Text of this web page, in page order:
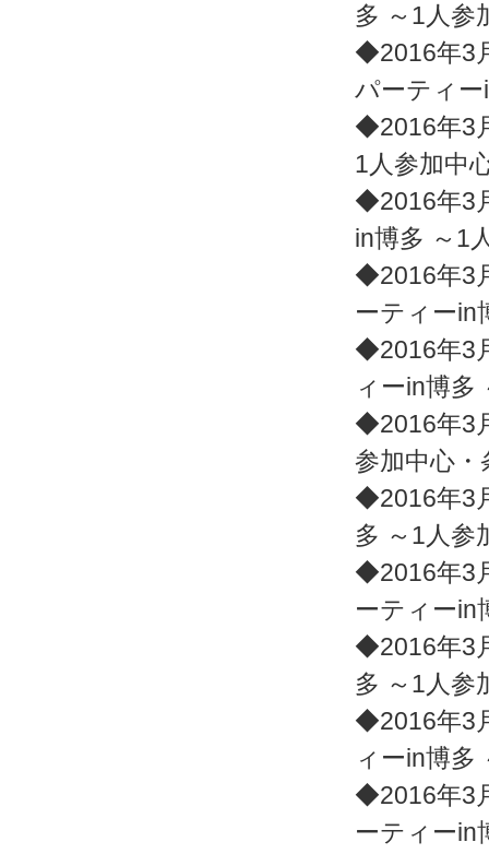
多 ～1人参
◆2016年3
パーティー
◆2016年3
1人参加中
◆2016年3
in博多 ～1
◆2016年3
ーティーin
◆2016年3
ィーin博多
◆2016年3
参加中心・
◆2016年3
多 ～1人参
◆2016年3
ーティーin
◆2016年3
多 ～1人参
◆2016年3
ィーin博多
◆2016年3
ーティーin